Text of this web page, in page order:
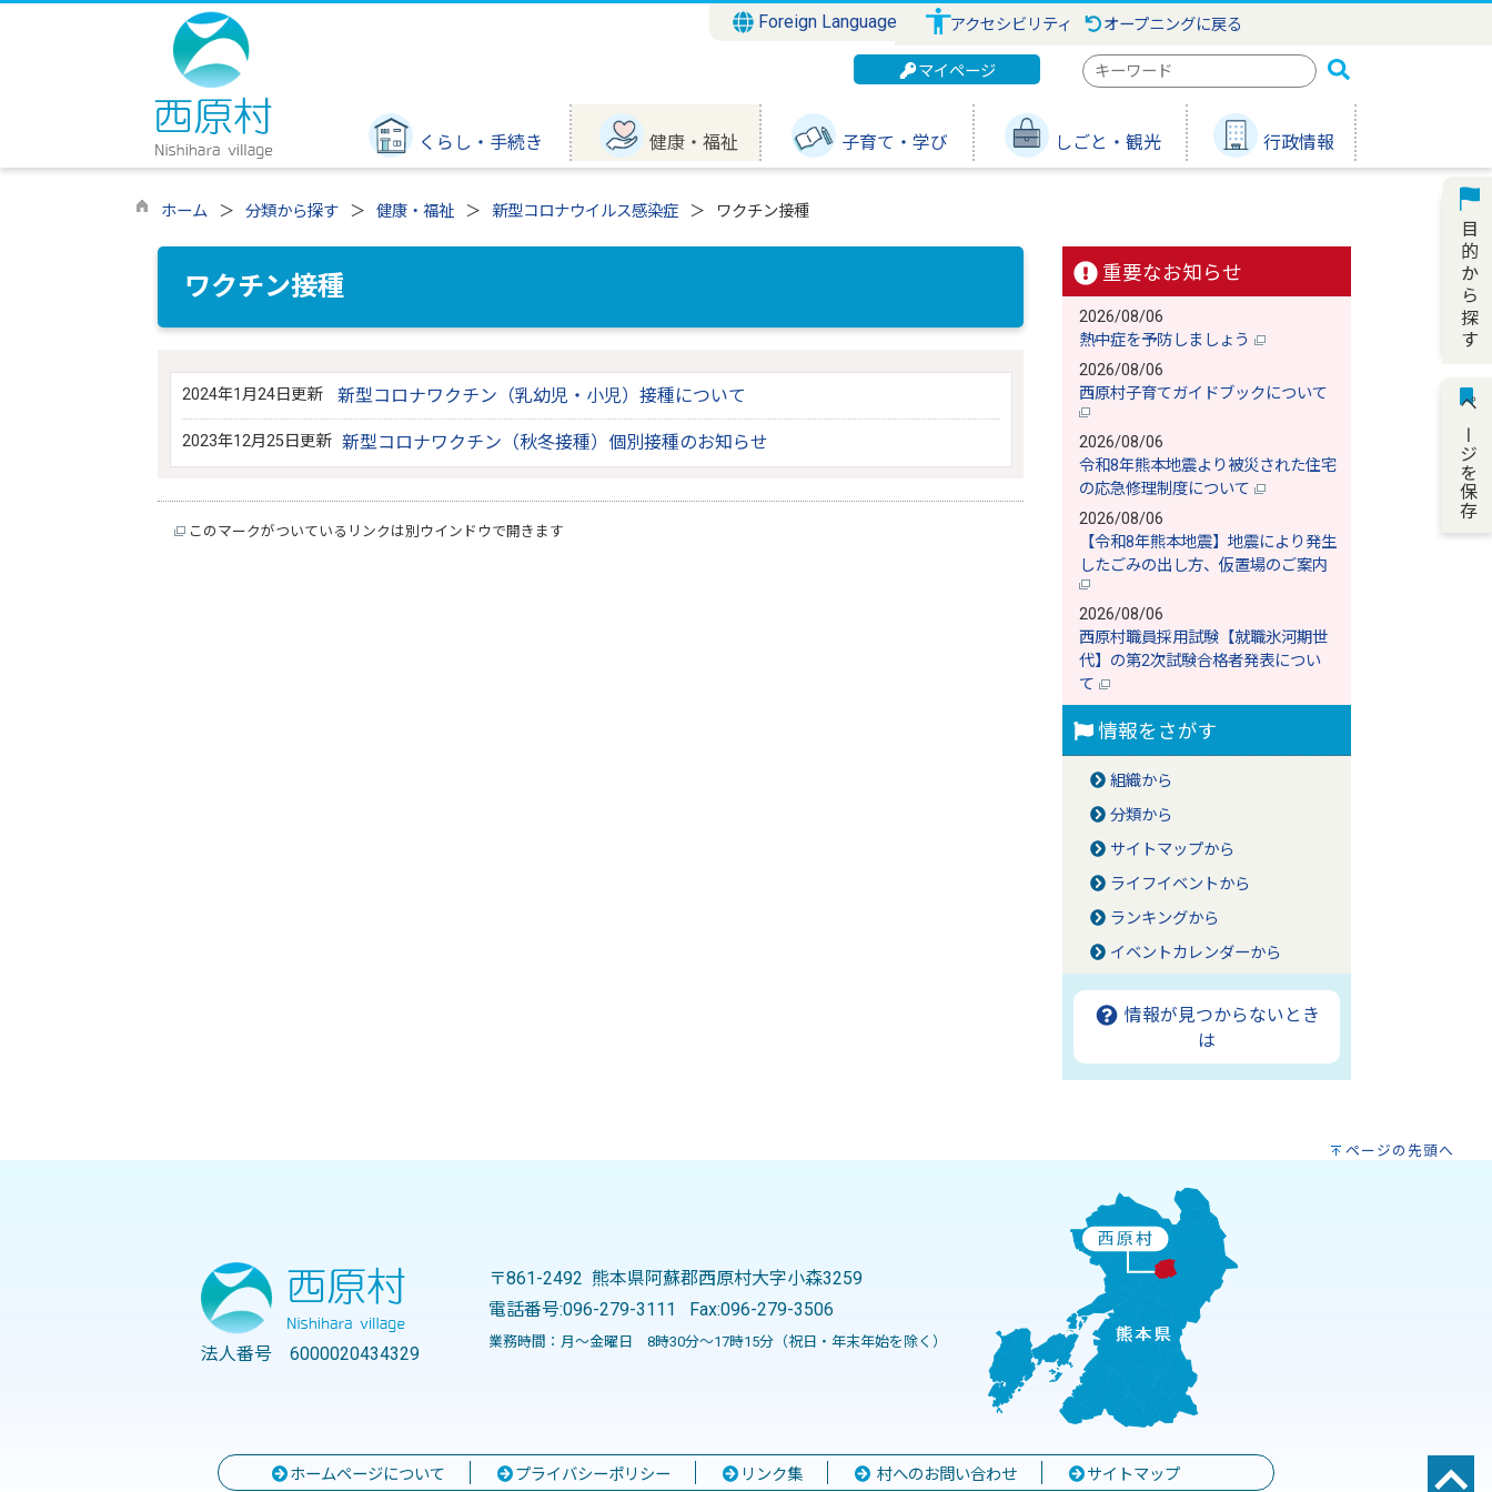
Foreign Language アクセシビリティ オープニングに戻る
マイページ
検
ー
ワ
くらし・手続き 健康・福祉 子育て・学び しごと・観光 行政情報
ホーム 分類から探す 健康・福祉 新型コロナウイルス感染症 ワクチン接種
ワクチン接種
2024年1月24日更新 新型コロナワクチン（乳幼児・小児）接種について
2023年12月25日更新 新型コロナワクチン（秋冬接種）個別接種のお知らせ
このマークがついているリンクは別ウインドウで開きます
重要なお知らせ
2026/08/06
熱中症を予防しましょう
2026/08/06
西原村子育てガイドブックについて
2026/08/06
令和8年熊本地震より被災された住宅
の応急修理制度について
2026/08/06
【令和8年熊本地震】地震により発生
したごみの出し方、仮置場のご案内
2026/08/06
西原村職員採用試験【就職氷河期世
代】の第2次試験合格者発表につい
て
情報をさがす
組織から
分類から
サイトマップから
ライフイベントから
ランキングから
イベントカレンダーから
情報が見つからないとき
は
ページの先頭へ
法人番号 6000020434329
〒861-2492 熊本県阿蘇郡西原村大字小森3259
電話番号:096-279-3111 Fax:096-279-3506
業務時間：月～金曜日 8時30分～17時15分（祝日・年末年始を除く）
ホームページについて プライバシーポリシー リンク集 村へのお問い合わせ サイトマップ
ページを保存